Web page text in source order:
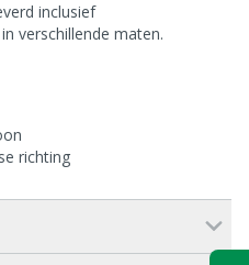
inclusief
verschillende maten.
richting